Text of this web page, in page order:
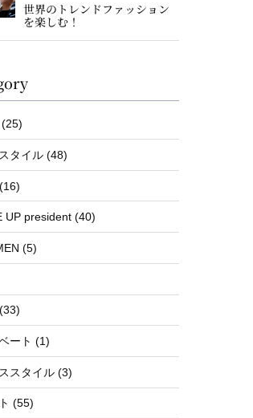
世界のトレンドファッション
を楽しむ！
タイル (48)
UP president (40)
(5)
ート (1)
スタイル (3)
(55)